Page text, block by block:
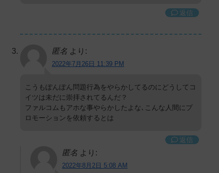
返信
匿名 より:
2022年7月26日 11:39 PM
こうもぽんぽん問題行為をやらかしてるのにどうしてコ
イツは未だに崇拝されてるんだ？
ファルコムもアホな事やらかしたよな､こんな人間にプ
ロモーションを依頼するとは
返信
匿名 より:
2022年8月2日 5:08 AM